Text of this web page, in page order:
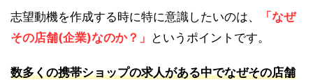
志望動機を作成する時に特に意識したいのは、
「なぜ
その店舗(企業)なのか？」 というポイントです。
数多くの携帯ショップの求人がある中でなぜその店舗